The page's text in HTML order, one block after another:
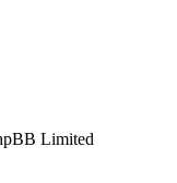
Limited